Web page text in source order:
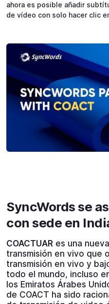
ahora es posible añadir
de vídeo con solo hacer clic
SyncWords se
con sede en
COACTUAR es una
transmisión en vivo que
transmisión en vivo y
todo el mundo, incluso
los Emiratos Árabes
de COACT ha sido